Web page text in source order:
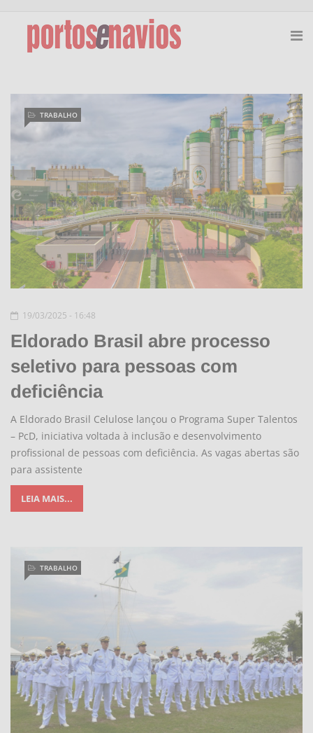
TRABALHO
19/03/2025 - 16:48
Eldorado Brasil abre processo
seletivo para pessoas com
deficiência
A Eldorado Brasil Celulose lançou o Programa Super Talentos
– PcD, iniciativa voltada à inclusão e desenvolvimento
profissional de pessoas com deficiência. As vagas abertas são
para assistente
LEIA MAIS...
TRABALHO